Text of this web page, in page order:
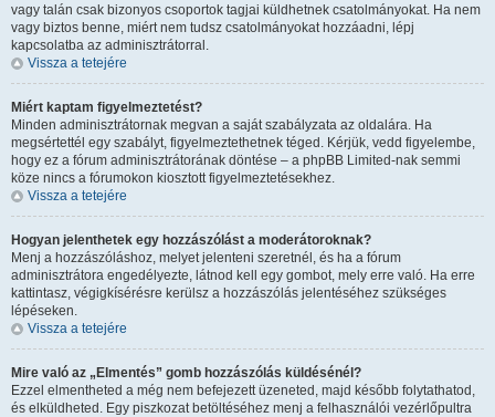
vagy talán csak bizonyos csoportok tagjai küldhetnek csatolmányokat. Ha nem
vagy biztos benne, miért nem tudsz csatolmányokat hozzáadni, lépj
kapcsolatba az adminisztrátorral.
Vissza a tetejére
Miért kaptam figyelmeztetést?
Minden adminisztrátornak megvan a saját szabályzata az oldalára. Ha
megsértettél egy szabályt, figyelmeztethetnek téged. Kérjük, vedd figyelembe,
hogy ez a fórum adminisztrátorának döntése – a phpBB Limited-nak semmi
köze nincs a fórumokon kiosztott figyelmeztetésekhez.
Vissza a tetejére
Hogyan jelenthetek egy hozzászólást a moderátoroknak?
Menj a hozzászóláshoz, melyet jelenteni szeretnél, és ha a fórum
adminisztrátora engedélyezte, látnod kell egy gombot, mely erre való. Ha erre
kattintasz, végigkísérésre kerülsz a hozzászólás jelentéséhez szükséges
lépéseken.
Vissza a tetejére
Mire való az „Elmentés” gomb hozzászólás küldésénél?
Ezzel elmentheted a még nem befejezett üzeneted, majd később folytathatod,
és elküldheted. Egy piszkozat betöltéséhez menj a felhasználói vezérlőpultra